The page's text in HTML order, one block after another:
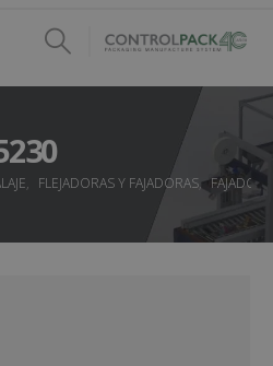
, FLEJADORAS Y FAJADORAS,